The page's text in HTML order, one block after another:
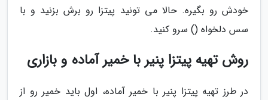
خودش رو بگیره. حالا می تونید پیتزا رو برش بزنید و با
سس دلخواه () سرو کنید.
روش تهیه پیتزا پنیر با خمیر آماده و بازاری
در طرز تهیه پیتزا پنیر با خمیر آماده، اول باید خمیر رو از